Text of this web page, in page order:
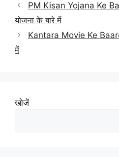
PM Kisan Yojana Ke
योजना के बारे में
Kantara Movie Ke
में
खोजें